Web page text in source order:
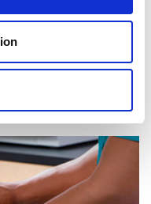
et de colis